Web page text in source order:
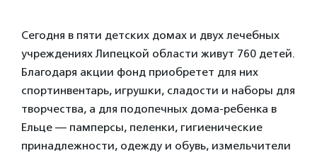
Сегодня в пяти детских домах и двух лечебных
учреждениях Липецкой области живут 760 детей.
Благодаря акции фонд приобретет для них
спортинвентарь, игрушки, сладости и наборы для
творчества, а для подопечных дома-ребенка в
Ельце — памперсы, пеленки, гигиенические
принадлежности, одежду и обувь, измельчители